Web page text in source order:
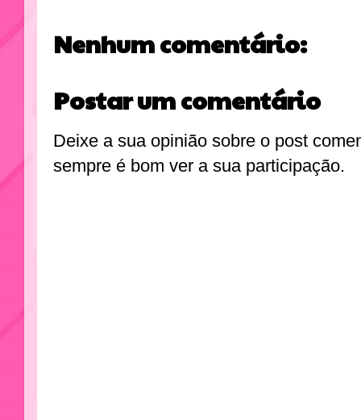
Nenhum comentário:
Postar um comentário
Deixe a sua opinião sobre o post
sempre é bom ver a sua participação.